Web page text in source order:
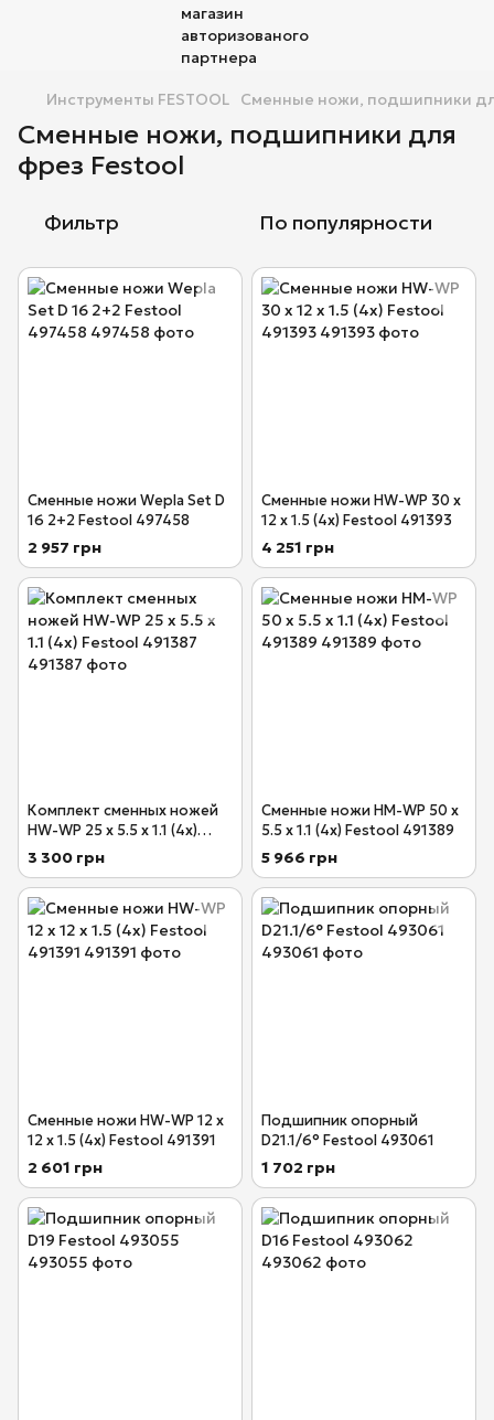
Инструменты FESTOOL Сменные ножи, подшипники
Сменные ножи, подшипники для
фрез Festool
Фильтр По популярности
Сменные ножи Wepla Set D
16 2+2 Festool 497458
2 957 грн
Сменные ножи HW-WP 30 x
12 x 1.5 (4x) Festool 491393
4 251 грн
Комплект сменных ножей
HW-WP 25 x 5.5 x 1.1 (4x)
Festool 491387
3 300 грн
Сменные ножи HM-WP 50 x
5.5 x 1.1 (4x) Festool 491389
5 966 грн
Сменные ножи HW-WP 12 x
12 x 1.5 (4x) Festool 491391
2 601 грн
Подшипник опорный
D21.1/6° Festool 493061
1 702 грн